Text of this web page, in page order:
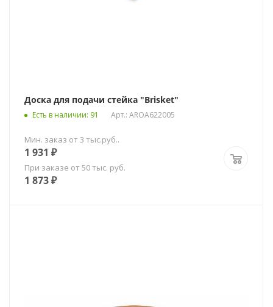
Доска для подачи стейка "Brisket"
Есть в наличии: 91 Арт.: AROA622005
Мин. заказ от 3 тыс.руб..
1 931 ₽
При заказе от 50 тыс. руб.
1 873₽